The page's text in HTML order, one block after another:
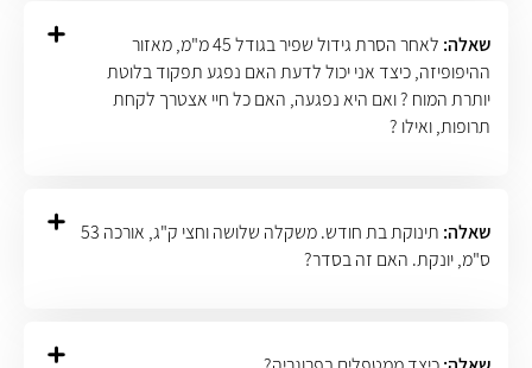
שאלה:
לאחר הסרת גידול שפיר בגודל 45 מ"מ, מאזור
ההיפופיזה, כיצד אני יכול לדעת האם נפגע תפקוד בלוטת
יותרת המוח ? ואם היא נפגעה, האם כל חיי אצטרך לקחת
תרופות, ואילו ?
שאלה:
תינוקת בת חודש. משקלה שלושה וחצי ק"ג, אורכה 53
ס"מ, יונקת. האם זה בסדר?